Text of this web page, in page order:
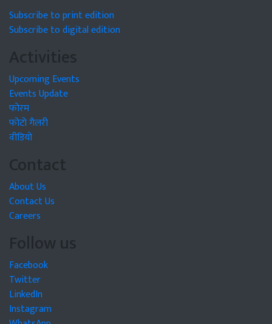
Subscribe to print edition
Subscribe to digital edition
Activities
Upcoming Events
Events Update
फोरम
फोटो गैलरी
वीडियो
Contact
About Us
Contact Us
Careers
Follow us
Facebook
Twitter
LinkedIn
Instagram